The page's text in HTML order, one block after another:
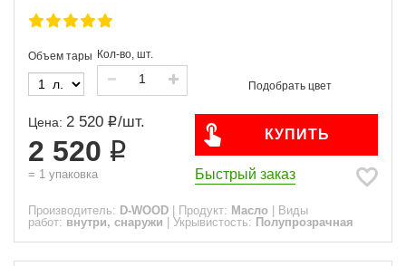
Объем тары Кол-во, шт.
Цена: 2 520 /шт.
2 520
= 1 упаковка
КУПИТЬ
Быстрый заказ
Производитель: D-WOOD Продукт: Масло
Виды
работ: внутри, снаружи Укрывистость: Полупрозрачная